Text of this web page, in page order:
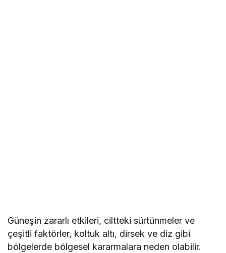
Güneşin zararlı etkileri, ciltteki sürtünmeler ve
çeşitli faktörler, koltuk altı, dirsek ve diz gibi
bölgelerde bölgesel kararmalara neden olabilir.